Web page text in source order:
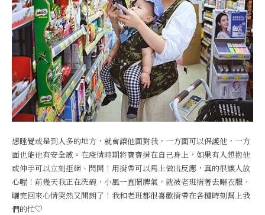
想睡覺或是到人多的地方，就會讓他面對我，一方面可以保護他，一方
面也能他有安全感。在疫情時期將寶寶揹在自己身上，如果有人想抱他
或伸手可以立刻拒絕、閃開！用揹帶可以馬上做出反應，真的很讓人放
心喔！前幾天我正在洗碗，小風一直鬧脾氣，就被老班揹著去曬衣服，
曬完回來心情突然又開朗了！我和老班都很喜歡揹帶在各種時刻幫上我
們的忙♡